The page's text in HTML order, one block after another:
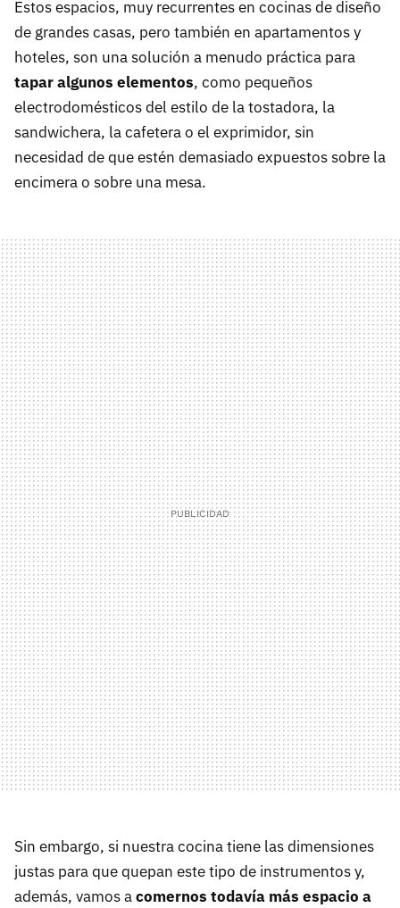
Estos espacios, muy recurrentes en cocinas de diseño
de grandes casas, pero también en apartamentos y
hoteles, son una solución a menudo práctica para
tapar algunos elementos, como pequeños
electrodomésticos del estilo de la tostadora, la
sandwichera, la cafetera o el exprimidor, sin
necesidad de que estén demasiado expuestos sobre la
encimera o sobre una mesa.
Sin embargo, si nuestra cocina tiene las dimensiones
justas para que quepan este tipo de instrumentos y,
además, vamos acomernos todavía más espacio a